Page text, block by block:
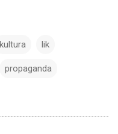
kultura lik
propaganda